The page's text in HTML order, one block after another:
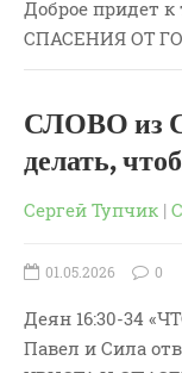
Аудио
Заметки
История-
Христа"
Книги
Мини-Проповеди
Доброе придет
СПАСЕНИЯ ОТ
СЛОВО из
делать,
Сергей Тупчик |
01.05.2026 0
Деян 16:30-34
Павел и Сила